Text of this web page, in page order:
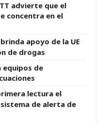
advierte que el
concentra en el
apoyo de la UE
de drogas
equipos de
lectura el
de alerta de